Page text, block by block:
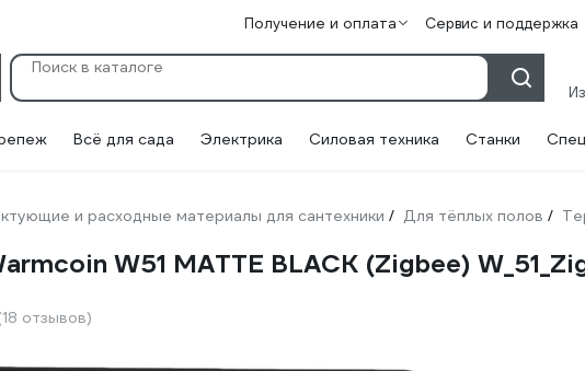
Получение и оплата Сервис и поддержка
Всё для сада Электрика Силовая техника Станки
и расходные материалы для сантехники / Для тёплых полов /
W51 MATTE BLACK (Zigbee)
отзывов)